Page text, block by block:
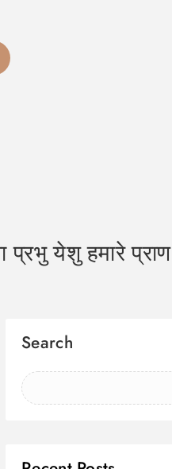
येशु हमारे प्राण
Search